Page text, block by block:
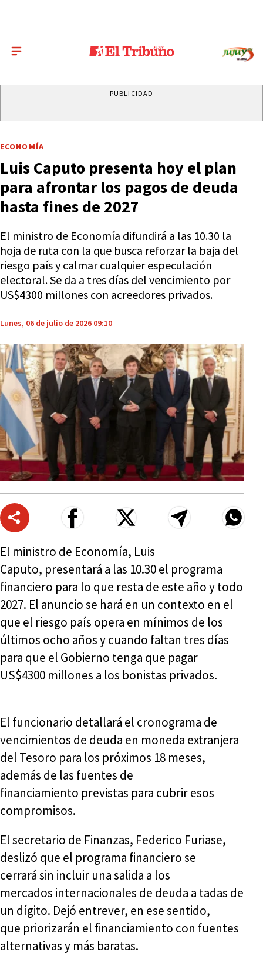
PUBLICIDAD
ECONOMÍA
Luis Caputo presenta hoy el plan
para afrontar los pagos de deuda
hasta fines de 2027
El ministro de Economía difundirá a las 10.30 la
hoja de ruta con la que busca reforzar la baja del
riesgo país y calmar cualquier especulación
electoral. Se da a tres días del vencimiento por
US$4300 millones con acreedores privados.
Lunes, 06 de julio de 2026 09:10
El ministro de Economía, Luis
Caputo, presentará a las 10.30 el programa
financiero para lo que resta de este año y todo
2027. El anuncio se hará en un contexto en el
que el riesgo país opera en mínimos de los
últimos ocho años y cuando faltan tres días
para que el Gobierno tenga que pagar
US$4300 millones a los bonistas privados.
El funcionario detallará el cronograma de
vencimientos de deuda en moneda extranjera
del Tesoro para los próximos 18 meses,
además de las fuentes de
financiamiento previstas para cubrir esos
compromisos.
El secretario de Finanzas, Federico Furiase,
deslizó que el programa financiero se
cerrará sin incluir una salida a los
mercados internacionales de deuda a tadas de
un dígito. Dejó entrever, en ese sentido,
que priorizarán el financiamiento con fuentes
alternativas y más baratas.